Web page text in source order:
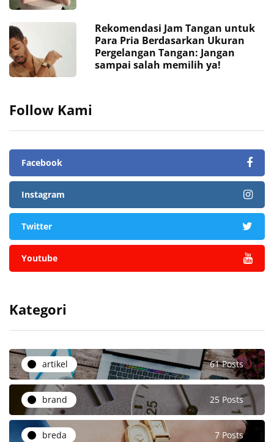
Rekomendasi Jam Tangan untuk
Para Pria Berdasarkan Ukuran
Pergelangan Tangan: Jangan
sampai salah memilih ya!
Follow Kami
Facebook
Instagram
Twitter
Youtube
Kategori
artikel 61 Posts
brand 25 Posts
breda 7 Posts